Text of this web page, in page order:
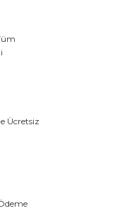
Ücretsiz